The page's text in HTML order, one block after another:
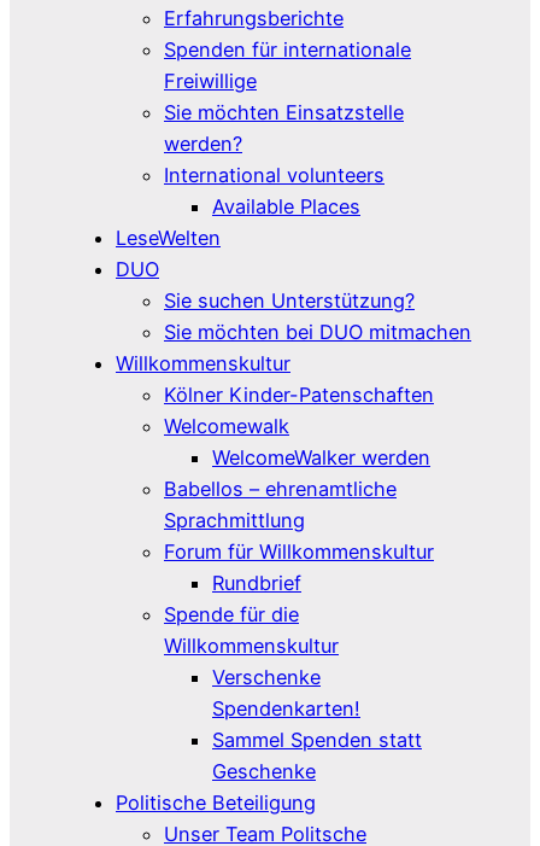
Erfahrungsberichte
Spenden für internationale
Freiwillige
Sie möchten Einsatzstelle
werden?
International volunteers
Available Places
LeseWelten
DUO
Sie suchen Unterstützung?
Sie möchten bei DUO mitmachen
Willkommenskultur
Kölner Kinder-Patenschaften
Welcomewalk
WelcomeWalker werden
Babellos – ehrenamtliche
Sprachmittlung
Forum für Willkommenskultur
Rundbrief
Spende für die
Willkommenskultur
Verschenke
Spendenkarten!
Sammel Spenden statt
Geschenke
Politische Beteiligung
Unser Team Politsche